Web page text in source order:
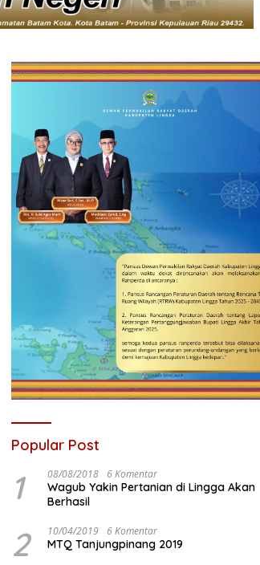
Popular Post
1 08/08/2018 6 Komentar
Wagub Yakin Pertanian di Lingga Akan
Berhasil
2 10/04/2019 6 Komentar
MTQ Tanjungpinang 2019